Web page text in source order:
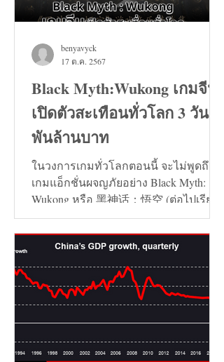
Black Myth:Wukong เกมจีน
เปิดตัวสะเทือนทั่วโลก 3 วัน 7
พันล้านบาท
ในวงการเกมทั่วโลกตอนนี้ จะไม่พูดถึง
เกมแอ็กชั่นผจญภัยอย่าง Black Myth:
Wukong หรือ 黑神话：悟空 (ต่อไปเรียก
ว่า เกมหงอคง) ไม่ได้เลย...
benyavyck
17 ต.ค. 2567